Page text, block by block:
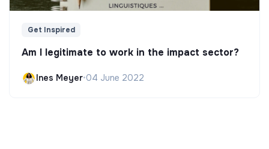
Get Inspired
Am I legitimate to work in the impact sector?
Ines Meyer•04 June 2022